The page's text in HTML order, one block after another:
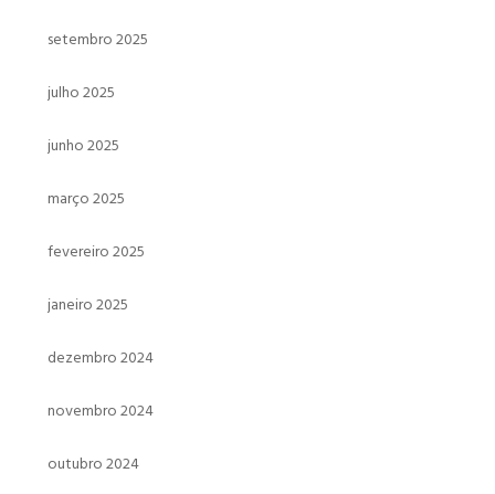
setembro 2025
julho 2025
junho 2025
março 2025
fevereiro 2025
janeiro 2025
dezembro 2024
novembro 2024
outubro 2024